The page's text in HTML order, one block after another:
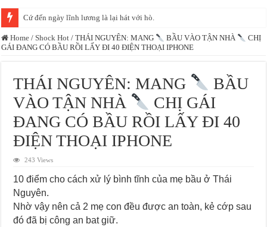
Cứ đến ngày lĩnh lương là lại hát với hò.
Home / Shock Hot / THÁI NGUYÊN: MANG BẦU VÀO TẬN NHÀ
CHỊ
GÁI ĐANG CÓ BẦU RỒI LẤY ĐI 40 ĐIỆN THOẠI IPHONE
THÁI NGUYÊN: MANG
BẦU
VÀO TẬN NHÀ
CHỊ GÁI
ĐANG CÓ BẦU RỒI LẤY ĐI 40
ĐIỆN THOẠI IPHONE
243 Views
10 điểm cho cách xử lý bình tĩnh của mẹ bầu ở Thái
Nguyên.
Nhờ vậy nên cả 2 mẹ con đều được an toàn, kẻ cớp sau
đó đã bị công an bat giữ.